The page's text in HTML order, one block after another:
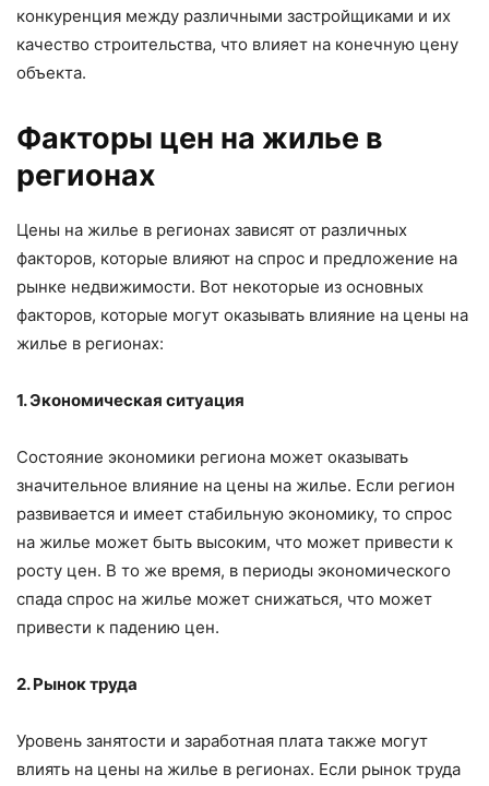
конкуренция между различными застройщиками и их
качество строительства, что влияет на конечную цену
объекта.
Факторы цен на жилье в
регионах
Цены на жилье в регионах зависят от различных
факторов, которые влияют на спрос и предложение на
рынке недвижимости. Вот некоторые из основных
факторов, которые могут оказывать влияние на цены на
жилье в регионах:
1. Экономическая ситуация
Состояние экономики региона может оказывать
значительное влияние на цены на жилье. Если регион
развивается и имеет стабильную экономику, то спрос
на жилье может быть высоким, что может привести к
росту цен. В то же время, в периоды экономического
спада спрос на жилье может снижаться, что может
привести к падению цен.
2. Рынок труда
Уровень занятости и заработная плата также могут
влиять на цены на жилье в регионах. Если рынок труда